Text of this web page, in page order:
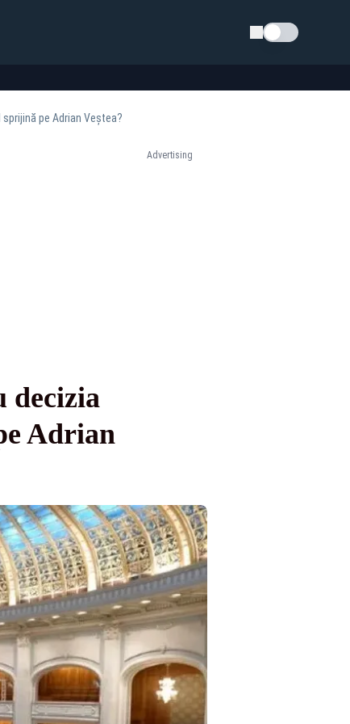
Schimba tema
pe Adrian Veștea?
Advertising
decizia
Adrian